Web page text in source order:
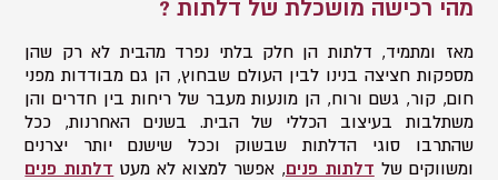
מהי רכישה מושכלת של דלתות ?
מאז ומתמיד, דלתות הן חלק בלתי נפרד מהבית לא רק שהן
מספקות חציצה בנינו לבין העולם שבחוץ, הן גם מבודדות מפני
חום, קור, גשם ורוח, הן מונעות מעבר של ריחות בין חדרים והן
משתלבות בעיצוב הכללי של הבית. בשנים האחרנות, ככל
שהתרבו סוגי הדלתות שבשוק וככל שישנם יותר יצרנים
ומשווקים של דלתות פנים, אפשר למצוא לא מעט דלתות פנים